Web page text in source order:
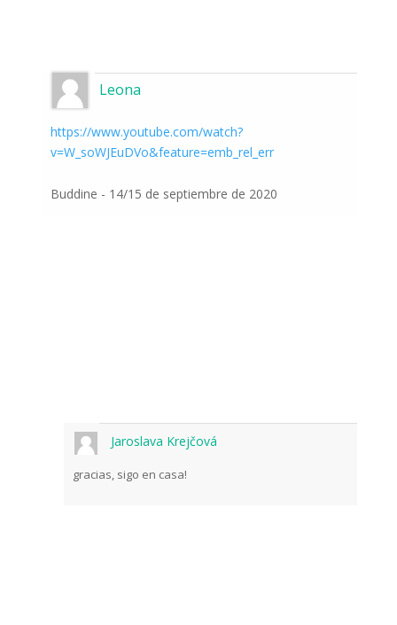
Leona
https://www.youtube.com/watch?
v=W_soWJEuDVo&feature=emb_rel_err
Buddine - 14/15 de septiembre de 2020
Jaroslava Krejčová
gracias, sigo en casa!